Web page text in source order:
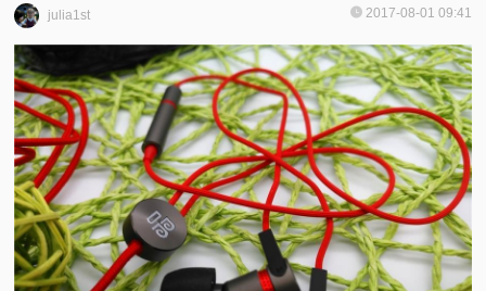
首
页
快
讯
评
测
julia1st 2017-08-01 09:41